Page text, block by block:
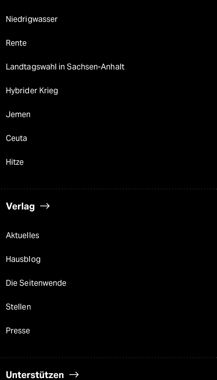
Niedrigwasser
Rente
Landtagswahl in Sachsen-Anhalt
Hybrider Krieg
Jemen
Ceuta
Hitze
Verlag
Aktuelles
Hausblog
Die Seitenwende
Stellen
Presse
Unterstützen